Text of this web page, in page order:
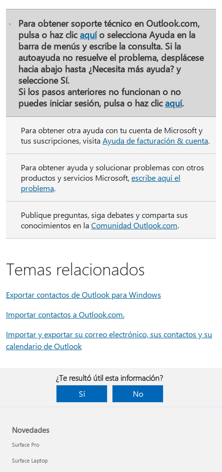
Para obtener soporte técnico en Outlook.com,
pulsa o haz clicaquío selecciona Ayuda en la
barra de menús y escribe la consulta. Si la
autoayuda no resuelve el problema, desplácese
hacia abajo hasta ¿Necesita más ayuda? y
seleccione Sí.
Si los pasos anteriores no funcionan o no
puedes iniciar sesión, pulsa o haz clicaquí.
Para obtener otra ayuda con tu cuenta de Microsoft y
tus suscripciones, visita Ayuda de facturación & cuenta.
Para obtener ayuda y solucionar problemas con otros
productos y servicios Microsoft,escribe aquí el
problema.
Publique preguntas, siga debates y comparta sus
conocimientos en la Comunidad Outlook.com.
Temas relacionados
Exportar contactos de Outlook para Windows
Importar contactos a Outlook.com.
Importar y exportar su correo electrónico, sus contactos y su
calendario de Outlook
¿Te resultó útil esta información?
Sí
No
Novedades
Surface Pro
Surface Laptop